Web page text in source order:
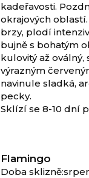
kadeřavosti.
okrajových
brzy, plodí
bujně s bohatým
kulovitý až
výrazným
navinule sladká,
pecky.
Sklízí se 8-10 dní
Flamingo
Doba